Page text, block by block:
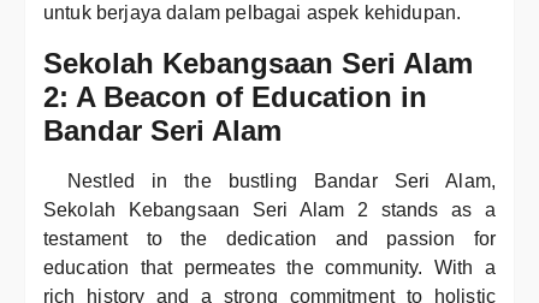
untuk berjaya dalam pelbagai aspek kehidupan.
Sekolah Kebangsaan Seri Alam
2: A Beacon of Education in
Bandar Seri Alam
Nestled in the bustling Bandar Seri Alam,
Sekolah Kebangsaan Seri Alam 2 stands as a
testament to the dedication and passion for
education that permeates the community. With a
rich history and a strong commitment to holistic